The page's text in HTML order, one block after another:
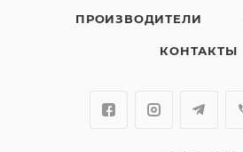
ПРОИЗВОДИТЕЛИ
КОНТАКТЫ